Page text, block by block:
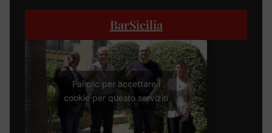
BarSicilia
Fai clic per accettare i
cookie per questo servizio